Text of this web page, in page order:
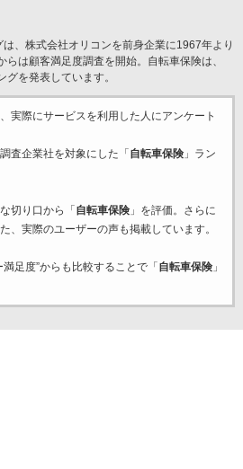
、株式会社オリコンを前身企業に1967年より
らは顧客満足度調査を開始。自転車保険は、
を発表しています。
実際にサービスを利用した 人にアンケート
査企業社を対象にした「 自転車保険」ラン
切り口から「 自転車保険」を評価。さらに
、実際のユーザーの声も掲載しています。
足度”からも比較することで「 自転車保険」